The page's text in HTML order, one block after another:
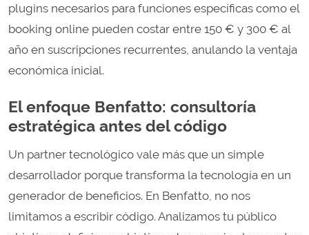
plugins necesarios para funciones específicas como el
booking online pueden costar entre 150 € y 300 € al
año en suscripciones recurrentes, anulando la ventaja
económica inicial.
El enfoque Benfatto: consultoría
estratégica antes del código
Un partner tecnológico vale más que un simple
desarrollador porque transforma la tecnología en un
generador de beneficios. En Benfatto, no nos
limitamos a escribir código. Analizamos tu público